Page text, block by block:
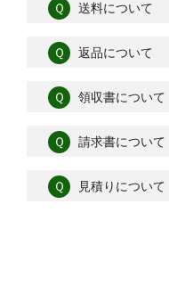
Ｑ 送料について
Ｑ 返品について
Ｑ 領収書について
Ｑ 請求書について
Ｑ 見積りについて